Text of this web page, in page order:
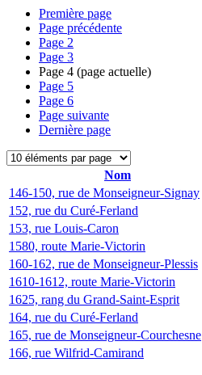
Première page
Page précédente
Page 2
Page 3
Page 4 (page actuelle)
Page 5
Page 6
Page suivante
Dernière page
Nom
146-150, rue de Monseigneur-Signay
152, rue du Curé-Ferland
153, rue Louis-Caron
1580, route Marie-Victorin
160-162, rue de Monseigneur-Plessis
1610-1612, route Marie-Victorin
1625, rang du Grand-Saint-Esprit
164, rue du Curé-Ferland
165, rue de Monseigneur-Courchesne
166, rue Wilfrid-Camirand